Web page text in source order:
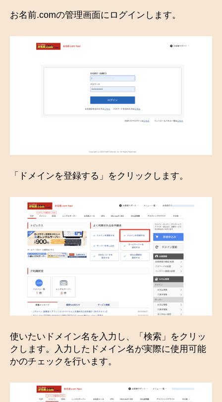
お名前.comの管理画面にログインします。
「ドメインを登録する」をクリックします。
使いたいドメイン名を入力し、「検索」をクリッ
クします。入力したドメイン名が実際に使用可能
かのチェックを行います。